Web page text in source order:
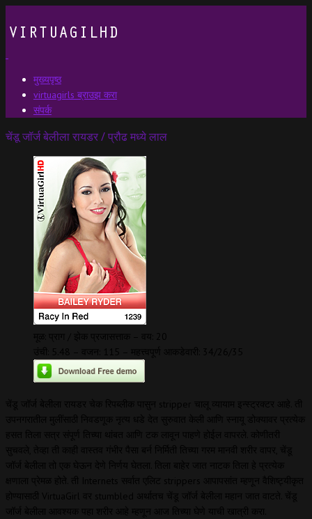
मुख्यपृष्ठ
virtuagirls ब्राउझ करा
संपर्क
चेंडू जॉर्ज बेलीला रायडर / प्रौढ मध्ये लाल